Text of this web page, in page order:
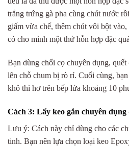
trắng trứng gà pha cùng chút nước
giấm vừa chế, thêm chút vôi bột
có cho mình một thứ hỗn hợp đặc
Bạn dùng chổi cọ chuyên dụng,
lên chỗ chum bị rò rỉ. Cuối cùng,
khô thì hơ trên bếp lửa khoảng 10
Cách 3: Lấy keo gắn chuyên
Lưu ý: Cách này chỉ dùng cho các
tinh. Bạn nên lựa chọn loại keo